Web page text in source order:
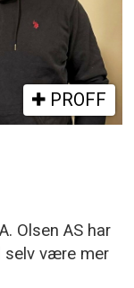
PROFF
Olsen AS har
selv være mer